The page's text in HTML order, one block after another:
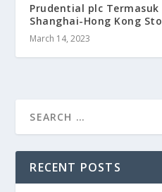
Prudential plc Termasuk
Shanghai-Hong Kong
March 14, 2023
RECENT POSTS